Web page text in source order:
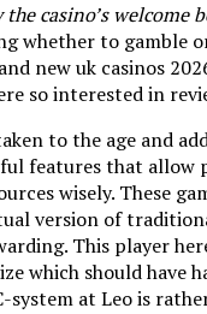
casino’s welcome
whether to gamble
new uk casinos
so interested in
to the age and
features that allow
wisely. These
version of
This player
which should have
system at Leo is